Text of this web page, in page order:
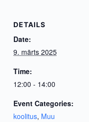
DETAILS
Date:
9. märts 2025
Time:
12:00 - 14:00
Event Categories:
koolitus, Muu